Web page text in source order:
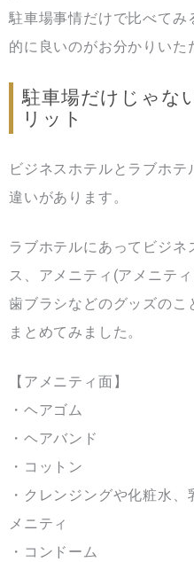
駐車場事情だけで比べてみ
的に良いのがお分かりいた
駐車場だけじゃな
リット
ビジネスホテルとラブホ
違いがあります。
ラブホテルにあってビジ
ス、アメニティ(アメニテ
歯ブラシなどのグッズの
まとめてみました。
【アメニティ面】
・ヘアゴム
・ヘアバンド
・コットン
・クレンジングや化粧水
メニティ
・コンドーム